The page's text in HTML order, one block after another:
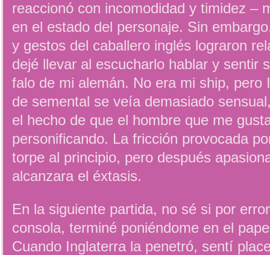
reaccionó con incomodidad y timidez –
en el estado del personaje. Sin
y gestos del caballero inglés lograron
dejé llevar al escucharlo hablar y sentir
falo de mi alemán. No era mi ship, pero
de semental se veía demasiado
el hecho de que el hombre que me
personificando. La fricción provocada
torpe al principio, pero después
alcanzara el éxtasis.
En la siguiente partida, no sé si por
consola, terminé poniéndome en el
Cuando Inglaterra la penetró, sentí